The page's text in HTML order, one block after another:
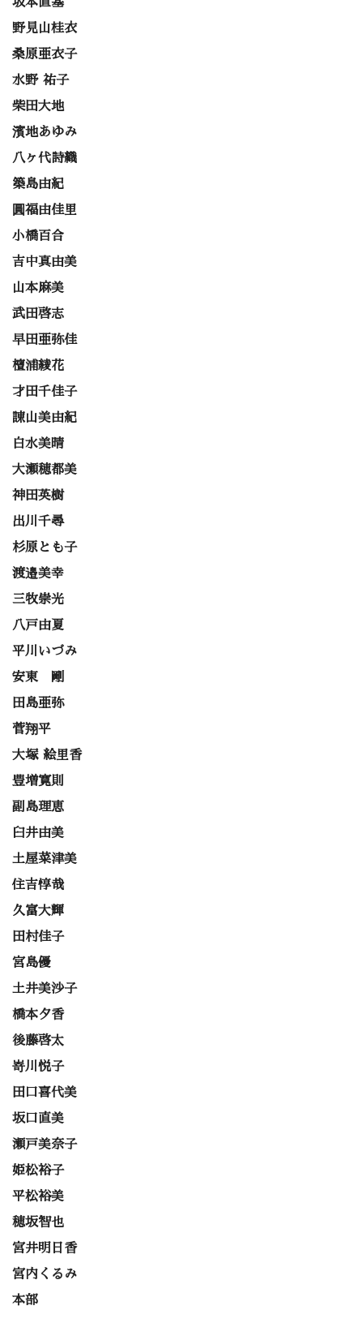
野見山桂衣
桑原亜衣子
水野 祐子
柴田大地
濱地あゆみ
八ヶ代詩織
築島由紀
圓福由佳里
小橋百合
吉中真由美
山本麻美
武田啓志
早田亜弥佳
檀浦綾花
才田千佳子
諌山美由紀
白水美晴
大瀬穂都美
神田英樹
出川千尋
杉原とも子
渡邉美幸
三牧崇光
八戸由夏
平川いづみ
安東 剛
田島亜弥
菅翔平
大塚 絵里香
豊増寛則
副島理恵
臼井由美
土屋菜津美
住吉惇哉
久富大輝
田村佳子
宮島優
土井美沙子
橋本夕香
後藤啓太
嵜川悦子
田口喜代美
坂口直美
瀬戸美奈子
姫松裕子
平松裕美
穂坂智也
宮井明日香
宮内くるみ
本部